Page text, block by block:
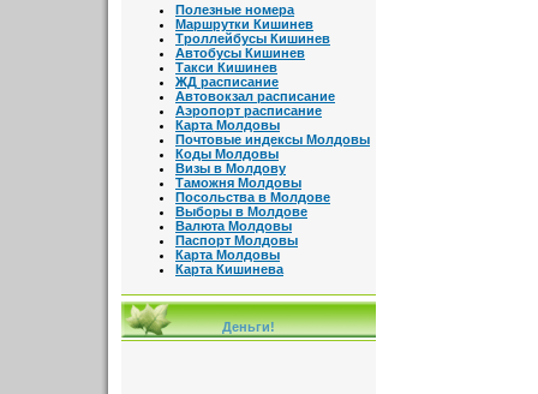
Полезные номера
Маршрутки Кишинев
Троллейбусы Кишинев
Автобусы Кишинев
Такси Кишинев
ЖД расписание
Автовокзал расписание
Аэропорт расписание
Карта Молдовы
Почтовые индексы Молдовы
Коды Молдовы
Визы в Молдову
Таможня Молдовы
Посольства в Молдове
Выборы в Молдове
Валюта Молдовы
Паспорт Молдовы
Карта Молдовы
Карта Кишинева
Деньги!